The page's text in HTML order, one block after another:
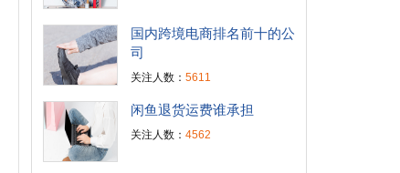
国内跨境电商排名前十的公
司
关注人数： 5611
闲鱼退货运费谁承担
关注人数： 4562